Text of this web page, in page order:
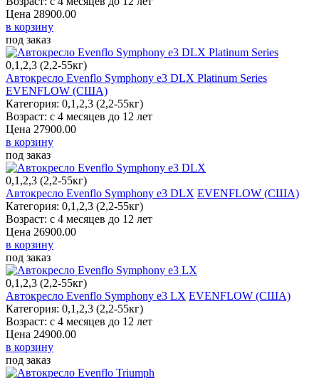
Цена 28900.00
в корзину
под заказ
0,1,2,3 (2,2-55кг)
Автокресло Evenflo Symphony e3 DLX Platinum Series
EVENFLOW (США)
Категория: 0,1,2,3 (2,2-55кг)
Возраст: с 4 месяцев до 12 лет
Цена 27900.00
в корзину
под заказ
0,1,2,3 (2,2-55кг)
Автокресло Evenflo Symphony e3 DLX EVENFLOW (США)
Категория: 0,1,2,3 (2,2-55кг)
Возраст: с 4 месяцев до 12 лет
Цена 26900.00
в корзину
под заказ
0,1,2,3 (2,2-55кг)
Автокресло Evenflo Symphony e3 LX EVENFLOW (США)
Категория: 0,1,2,3 (2,2-55кг)
Возраст: с 4 месяцев до 12 лет
Цена 24900.00
в корзину
под заказ